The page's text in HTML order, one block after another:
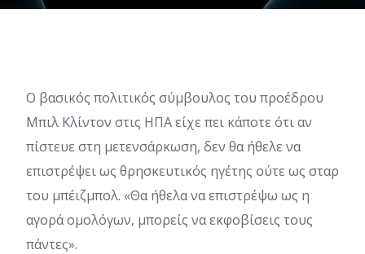
O βασικός πολιτικός σύμβουλος του προέδρου
Μπιλ Κλίντον στις ΗΠΑ είχε πει κάποτε ότι αν
πίστευε στη μετενσάρκωση, δεν θα ήθελε να
επιστρέψει ως θρησκευτικός ηγέτης ούτε ως σταρ
του μπέιζμπολ. «Θα ήθελα να επιστρέψω ως η
αγορά ομολόγων, μπορείς να εκφοβίσεις τους
πάντες».